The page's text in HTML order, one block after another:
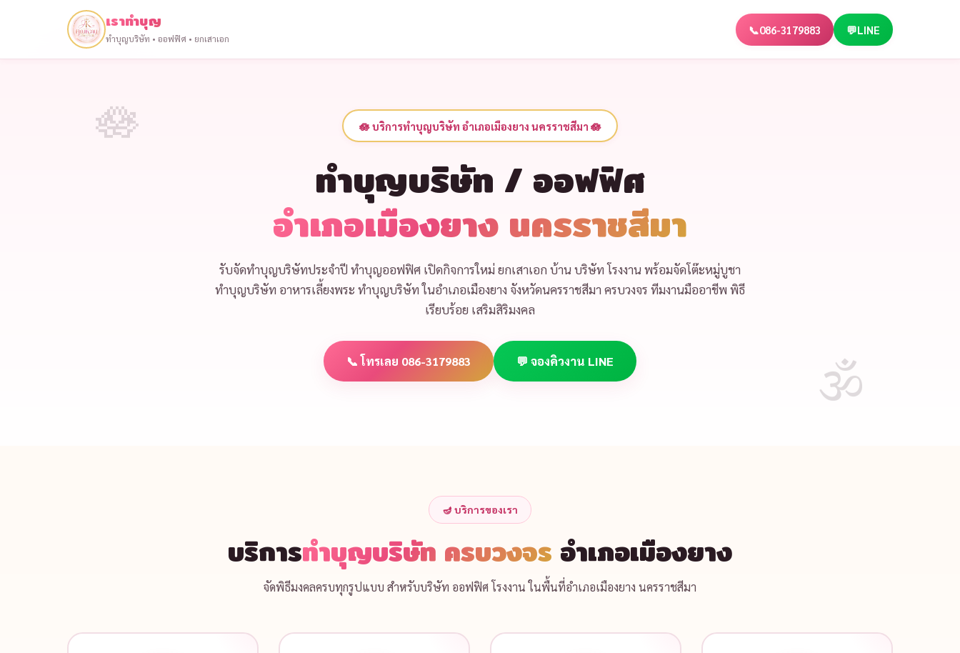
เราทำบุญ
ทำบุญบริษัท • ออฟฟิศ • ยกเสาเอก
📞086-3179883 💬LINE
🪷 บริการทำบุญบริษัท อำเภอเมืองยาง นครราชสีมา 🪷
ทำบุญบริษัท / ออฟฟิศ
อำเภอเมืองยาง นครราชสีมา
รับจัดทำบุญบริษัทประจำปี ทำบุญออฟฟิศ เปิดกิจการใหม่ ยกเสาเอก บ้าน บริษัท โรงงาน พร้อมจัดโต๊ะหมู่บูชา
ทำบุญบริษัท อาหารเลี้ยงพระ ทำบุญบริษัทในอำเภอเมืองยาง จังหวัดนครราชสีมา ครบวงจร ทีมงานมืออาชีพ พิธี
เรียบร้อย เสริมสิริมงคล
📞 โทรเลย 086-3179883 💬 จองคิวงาน LINE
🪔 บริการของเรา
บริการทำบุญบริษัท ครบวงจร อำเภอเมืองยาง
จัดพิธีมงคลครบทุกรูปแบบ สำหรับบริษัท ออฟฟิศ โรงงาน ในพื้นที่อำเภอเมืองยาง นครราชสีมา